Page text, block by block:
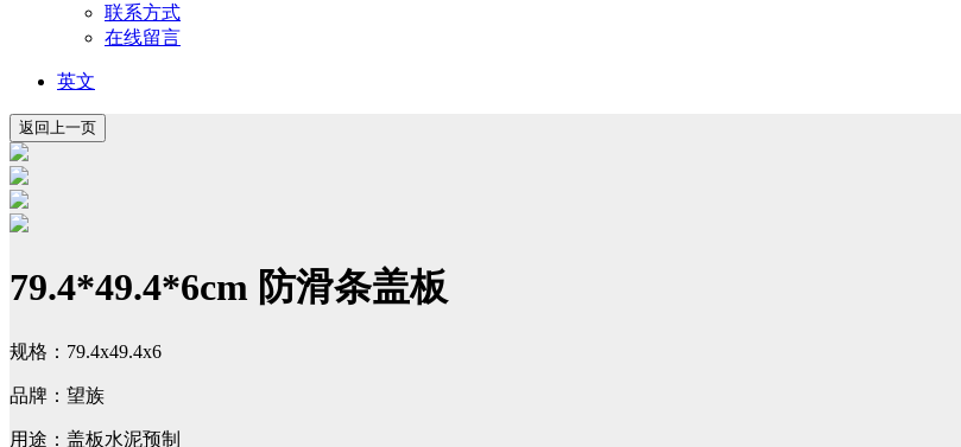
联系方式
在线留言
英文
79.4*49.4*6cm 防滑条盖板
规格：79.4x49.4x6
品牌：望族
用途：盖板水泥预制